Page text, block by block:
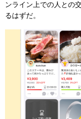
ンライン上での人との
るはずだ。